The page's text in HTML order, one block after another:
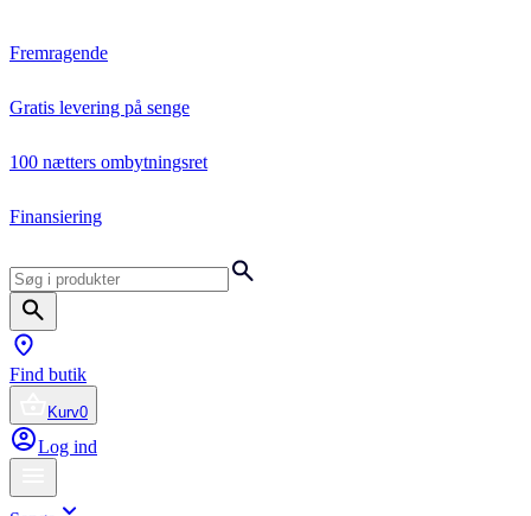
Fremragende
Gratis levering på senge
100 nætters ombytningsret
Finansiering
Find butik
Kurv0
Log ind